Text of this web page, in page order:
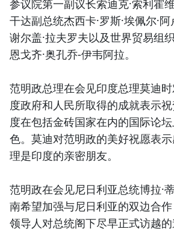
参议院第一副议长索迪克·索利霍
干达副总统杰西卡·罗斯·埃佩尔·
谢尔盖·拉夫罗夫以及世界贸易组
恩戈齐·奥孔乔-伊韦阿拉。
范明政总理在会见印度总理莫迪
度政府和人民所取得的成就表示
度在包括金砖国家在内的国际论
色。莫迪对范明政的美好祝愿表
理是印度的亲密朋友。
范明政在会见尼日利亚总统博拉·
南希望加强与尼日利亚的双边合
领导人对总统阁下尽早正式访越